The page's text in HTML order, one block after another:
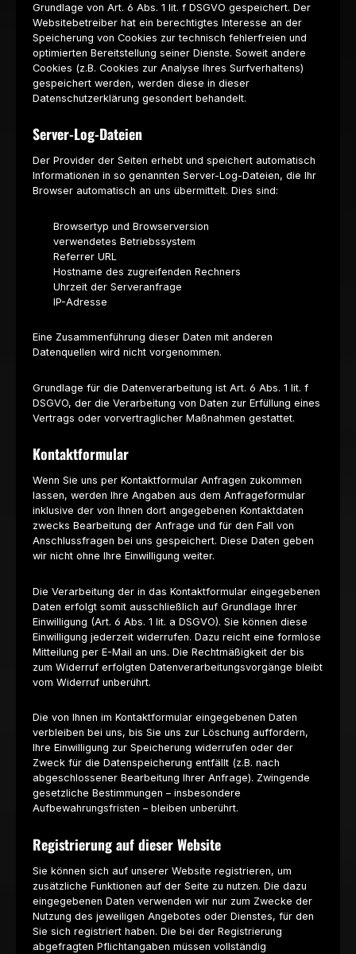
Grundlage von Art. 6 Abs. 1 lit. f DSGVO gespeichert. Der
Websitebetreiber hat ein berechtigtes Interesse an der
Speicherung von Cookies zur technisch fehlerfreien und
optimierten Bereitstellung seiner Dienste. Soweit andere
Cookies (z.B. Cookies zur Analyse Ihres Surfverhaltens)
gespeichert werden, werden diese in dieser
Datenschutzerklärung gesondert behandelt.
Server-Log-Dateien
Der Provider der Seiten erhebt und speichert automatisch
Informationen in so genannten Server-Log-Dateien, die Ihr
Browser automatisch an uns übermittelt. Dies sind:
Browsertyp und Browserversion
verwendetes Betriebssystem
Referrer URL
Hostname des zugreifenden Rechners
Uhrzeit der Serveranfrage
IP-Adresse
Eine Zusammenführung dieser Daten mit anderen
Datenquellen wird nicht vorgenommen.
Grundlage für die Datenverarbeitung ist Art. 6 Abs. 1 lit. f
DSGVO, der die Verarbeitung von Daten zur Erfüllung eines
Vertrags oder vorvertraglicher Maßnahmen gestattet.
Kontaktformular
Wenn Sie uns per Kontaktformular Anfragen zukommen
lassen, werden Ihre Angaben aus dem Anfrageformular
inklusive der von Ihnen dort angegebenen Kontaktdaten
zwecks Bearbeitung der Anfrage und für den Fall von
Anschlussfragen bei uns gespeichert. Diese Daten geben
wir nicht ohne Ihre Einwilligung weiter.
Die Verarbeitung der in das Kontaktformular eingegebenen
Daten erfolgt somit ausschließlich auf Grundlage Ihrer
Einwilligung (Art. 6 Abs. 1 lit. a DSGVO). Sie können diese
Einwilligung jederzeit widerrufen. Dazu reicht eine formlose
Mitteilung per E-Mail an uns. Die Rechtmäßigkeit der bis
zum Widerruf erfolgten Datenverarbeitungsvorgänge bleibt
vom Widerruf unberührt.
Die von Ihnen im Kontaktformular eingegebenen Daten
verbleiben bei uns, bis Sie uns zur Löschung auffordern,
Ihre Einwilligung zur Speicherung widerrufen oder der
Zweck für die Datenspeicherung entfällt (z.B. nach
abgeschlossener Bearbeitung Ihrer Anfrage). Zwingende
gesetzliche Bestimmungen – insbesondere
Aufbewahrungsfristen – bleiben unberührt.
Registrierung auf dieser Website
Sie können sich auf unserer Website registrieren, um
zusätzliche Funktionen auf der Seite zu nutzen. Die dazu
eingegebenen Daten verwenden wir nur zum Zwecke der
Nutzung des jeweiligen Angebotes oder Dienstes, für den
Sie sich registriert haben. Die bei der Registrierung
abgefragten Pflichtangaben müssen vollständig